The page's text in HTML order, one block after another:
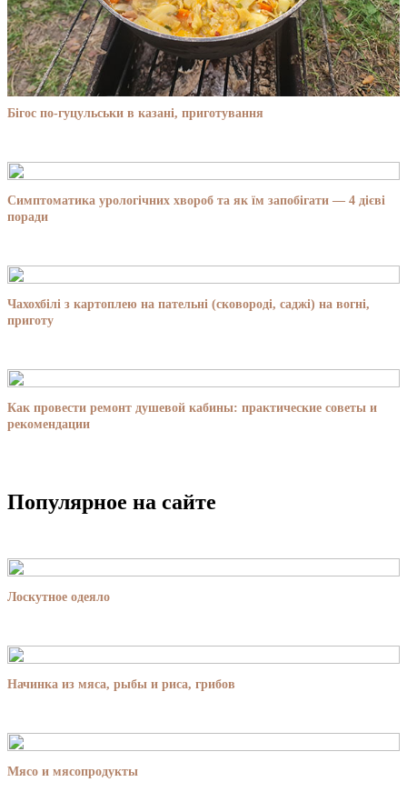
Бігос по-гуцульськи в казані, приготування
Симптоматика урологічних хвороб та як їм запобігати — 4 дієві
поради
Чахохбілі з картоплею на пательні (сковороді, саджі) на вогні,
приготу
Как провести ремонт душевой кабины: практические советы и
рекомендации
Популярное на сайте
Лоскутное одеяло
Начинка из мяса, рыбы и риса, грибов
Мясо и мясопродукты